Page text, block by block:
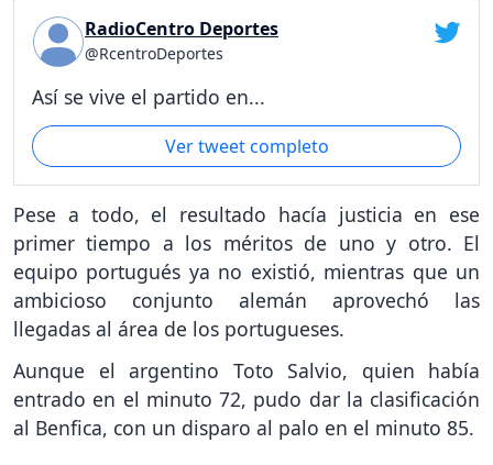
RadioCentro Deportes
@RcentroDeportes
Así se vive el partido en...
Ver tweet completo
Pese a todo, el resultado hacía justicia en ese
primer tiempo a los méritos de uno y otro. El
equipo portugués ya no existió, mientras que un
ambicioso conjunto alemán aprovechó las
llegadas al área de los portugueses.
Aunque el argentino Toto Salvio, quien había
entrado en el minuto 72, pudo dar la clasificación
al Benfica, con un disparo al palo en el minuto 85.